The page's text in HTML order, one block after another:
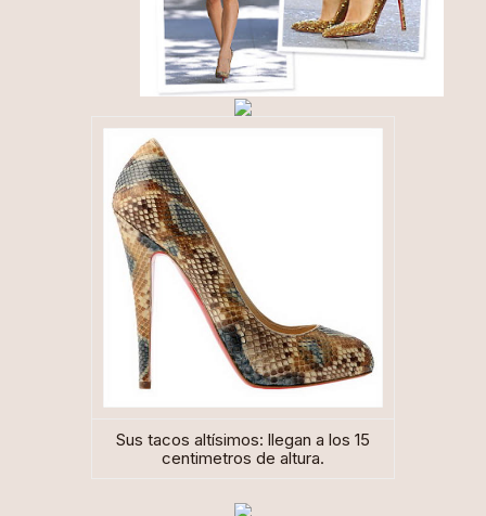
Sus tacos altísimos: llegan a los 15
centimetros de altura.